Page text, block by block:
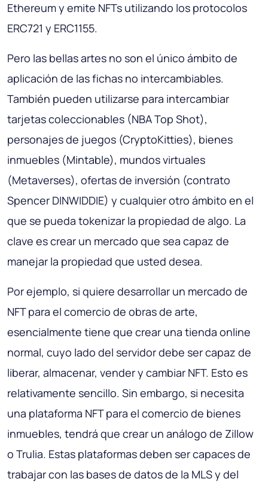
Ethereum y emite NFTs utilizando los protocolos
ERC721 y ERC1155.
Pero las bellas artes no son el único ámbito de
aplicación de las fichas no intercambiables.
También pueden utilizarse para intercambiar
tarjetas coleccionables (NBA Top Shot),
personajes de juegos (CryptoKitties), bienes
inmuebles (Mintable), mundos virtuales
(Metaverses), ofertas de inversión (contrato
Spencer DINWIDDIE) y cualquier otro ámbito en el
que se pueda tokenizar la propiedad de algo. La
clave es crear un mercado que sea capaz de
manejar la propiedad que usted desea.
Por ejemplo, si quiere desarrollar un mercado de
NFT para el comercio de obras de arte,
esencialmente tiene que crear una tienda online
normal, cuyo lado del servidor debe ser capaz de
liberar, almacenar, vender y cambiar NFT. Esto es
relativamente sencillo. Sin embargo, si necesita
una plataforma NFT para el comercio de bienes
inmuebles, tendrá que crear un análogo de Zillow
o Trulia. Estas plataformas deben ser capaces de
trabajar con las bases de datos de la MLS y del